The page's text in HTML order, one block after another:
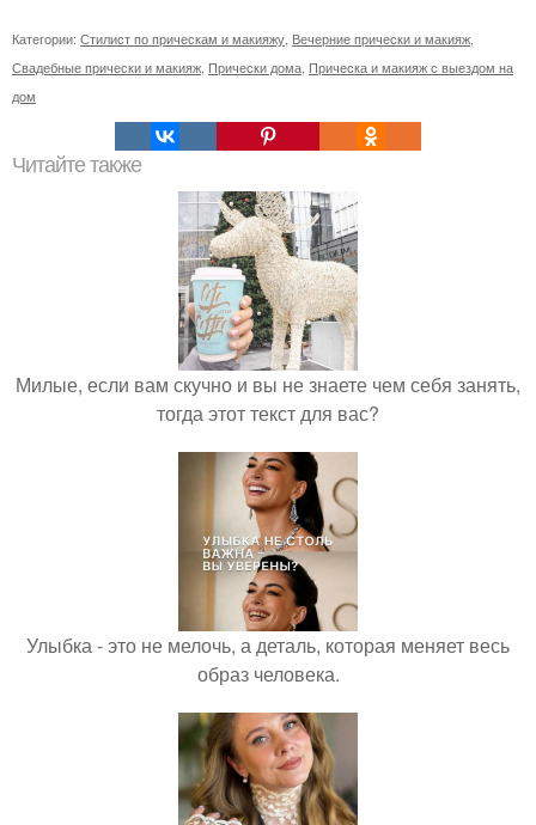
Категории: Стилист по прическам и макияжу Вечерние прически и макияж
Свадебные прически и макияж Прически дома Прическа и макияж с выездом на
дом
Читайте также
Милые, если вам скучно и вы не знаете чем себя занять,
тогда этот текст для вас?
Улыбка - это не мелочь, а деталь, которая меняет весь
образ человека.